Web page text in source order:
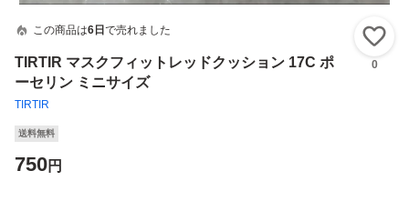
この商品は6日 で売れました
TIRTIR マスクフィットレッドクッション 17C ポ
ーセリン ミニサイズ
TIRTIR
0
送料無料
750円